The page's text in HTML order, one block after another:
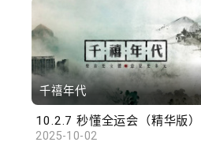
千禧年代
10.2.7 秒懂全运会（精华版）
2025-10-02